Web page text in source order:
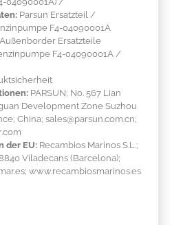
Parsun Ersatzteil /
F4-04090001A
Ersatzteile
F4-04090001A /
PARSUN; No. 567 Lian
Development Zone Suzhou
China; sales@parsun.com.cn;
der EU: Recambios Marinos S.L.;
Viladecans (Barcelona);
www.recambiosmarinos.es